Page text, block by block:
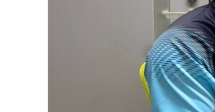
InterFM897『WTF?-What The
巷で話題のガールズバンド・THE